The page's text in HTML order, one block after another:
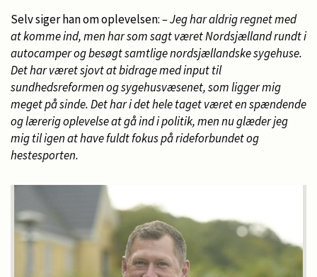
Selv siger han om oplevelsen:– Jeg har aldrig regnet med
at komme ind, men har som sagt været Nordsjælland rundt i
autocamper og besøgt samtlige nordsjællandske sygehuse.
Det har været sjovt at bidrage med input til
sundhedsreformen og sygehusvæsenet, som ligger mig
meget på sinde. Det har i det hele taget været en spændende
og lærerig oplevelse at gå ind i politik, men nu glæder jeg
mig til igen at have fuldt fokus på rideforbundet og
hestesporten.